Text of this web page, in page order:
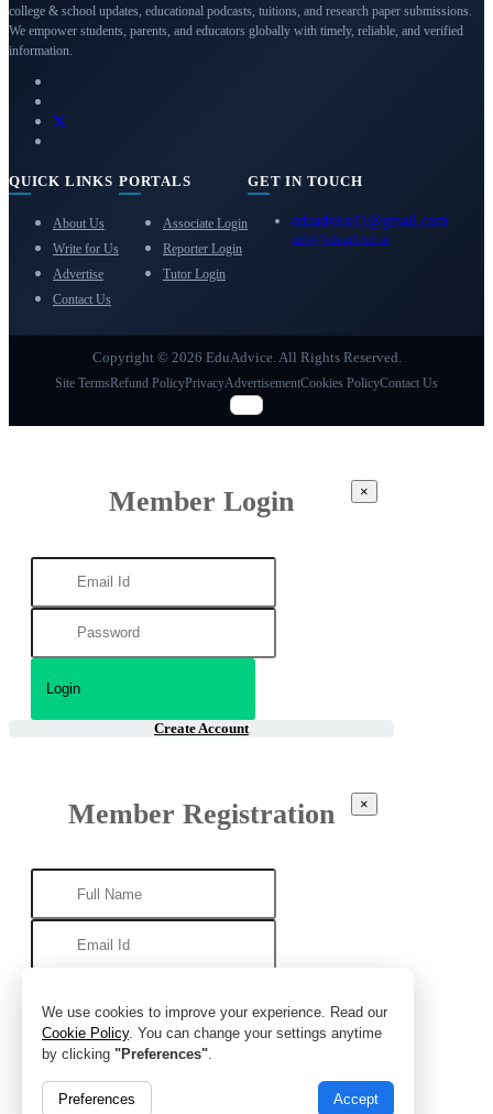
We use cookies to improve your experience. Read our
Cookie Policy. You can change your settings anytime
by clicking "Preferences".
Preferences Accept
college & school updates, educational podcasts, tuitions, and research paper submissions.
We empower students, parents, and educators globally with timely, reliable, and verified
information.
QUICK LINKS
About Us
Write for Us
Advertise
Contact Us
PORTALS
Associate Login
Reporter Login
Tutor Login
GET IN TOUCH
eduadvice11@gmail.com
info@eduadvice.in
Copyright © 2026 EduAdvice. All Rights Reserved.
Site TermsRefund PolicyPrivacyAdvertisementCookies PolicyContact Us
Member Login ×
Create Account
Member Registration ×